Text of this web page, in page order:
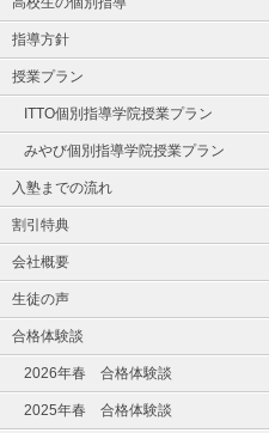
指導方針
授業プラン
ITTO個別指導学院授業プラン
みやび個別指導学院授業プラン
入塾までの流れ
割引特典
会社概要
生徒の声
合格体験談
2026年春 合格体験談
2025年春 合格体験談